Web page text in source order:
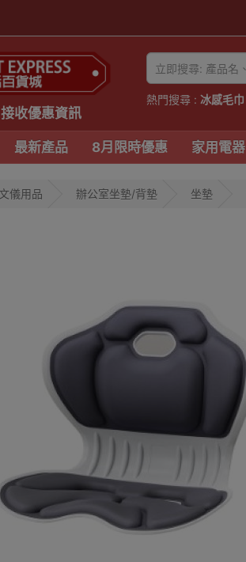
接收優惠資訊
熱門搜尋 : 冰感毛巾
最新產品 8月限時優惠 家用電器
文儀用品 辦公室坐墊/背墊 坐墊